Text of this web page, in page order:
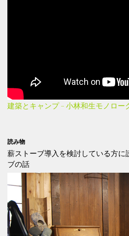
建築とキャンプ – 小林和生モノロー
読み物
薪ストーブ導入を検討している方に
ブの話